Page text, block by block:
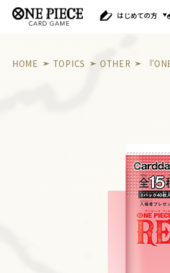
はじめての方
HOME TOPICS OTHER 『